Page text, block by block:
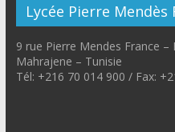
Lycée Pierre Mendès
9 rue Pierre Mendes France –
Mahrajene – Tunisie
Tél: +216 70 014 900 / Fax: